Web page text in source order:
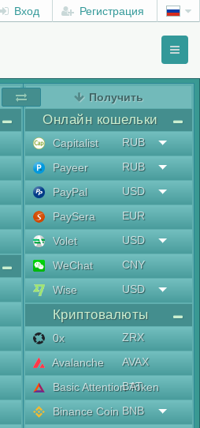
Вход Регистрация
Получить
Онлайн кошельки
Capitalist
RUB
Payeer
RUB
PayPal
USD
PaySera
EUR
Volet
USD
WeChat
CNY
Wise
USD
Криптовалюты
0x
ZRX
Avalanche
AVAX
Basic Attention Token
BAT
Binance Coin BNB